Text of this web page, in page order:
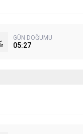
GÜN DOĞUMU
05:27